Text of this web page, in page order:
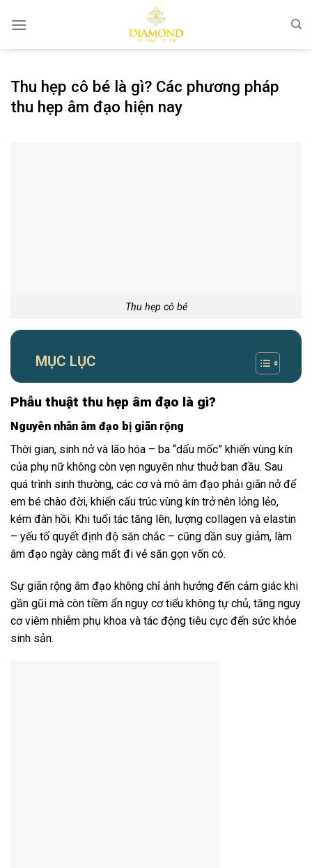
đến
Thu hẹp cô bé là gì? Các phương pháp
thu hẹp âm đạo hiện nay
Thu hẹp cô bé
MỤC LỤC
Phẫu thuật thu hẹp âm đạo là gì?
Nguyên nhân âm đạo bị giãn rộng
Thời gian, sinh nở và lão hóa – ba “dấu mốc” khiến vùng kín
của phụ nữ không còn vẹn nguyên như thuở ban đầu. Sau
quá trình sinh thường, các cơ và mô âm đạo phải giãn nở để
em bé chào đời, khiến cấu trúc vùng kín trở nên lỏng lẻo,
kém đàn hồi. Khi tuổi tác tăng lên, lượng collagen và elastin
– yếu tố quyết định độ săn chắc – cũng dần suy giảm, làm
âm đạo ngày càng mất đi vẻ săn gọn vốn có.
Sự giãn rộng âm đạo không chỉ ảnh hưởng đến cảm giác khi
gần gũi mà còn tiềm ẩn nguy cơ tiểu không tự chủ, tăng nguy
cơ viêm nhiễm phụ khoa và tác động tiêu cực đến sức khỏe
sinh sản.